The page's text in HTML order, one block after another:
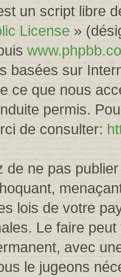
un script libre
License »
basées sur
ce que nous
permis.
de consulter:
de ne pas
lois de votre
Le faire
avec
le jugeons